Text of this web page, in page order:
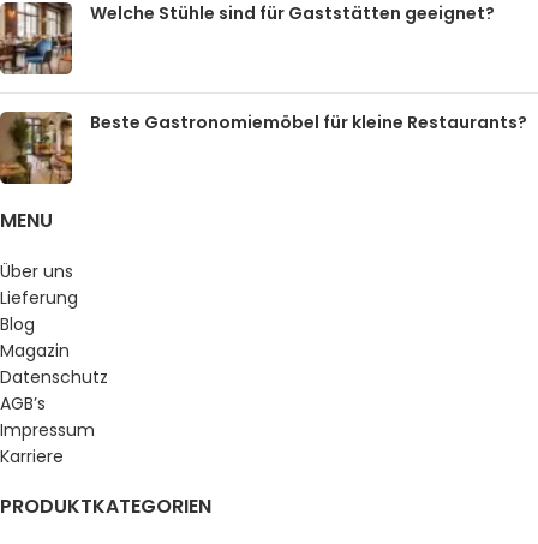
Welche Stühle sind für Gaststätten geeignet?
Beste Gastronomiemöbel für kleine Restaurants?
MENU
Über uns
Lieferung
Blog
Magazin
Datenschutz
AGB’s
Impressum
Karriere
PRODUKTKATEGORIEN